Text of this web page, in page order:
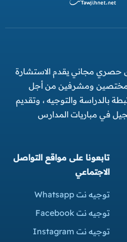
حصري مجاني يقدم الاستشارة
مختصين ومشرفين من أجل
بالدراسة والتوجيه ، وتقديم
في مباريات المدارس
تابعونا على مواقع التواصل
الاجتماعي
توجيه نت Whatsapp
توجيه نت Facebook
توجيه نت Instagram